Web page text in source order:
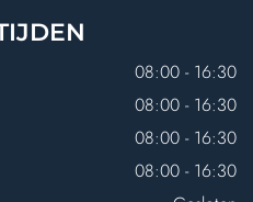
08:00 - 16:30
08:00 - 16:30
08:00 - 16:30
08:00 - 16:30